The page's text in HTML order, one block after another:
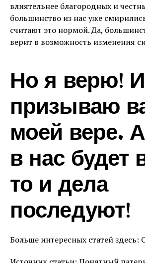
влиятельнее благородных и
большинство из нас уже
считают это нормой. Да,
верит в возможность изменения
Но я верю! И
призываю
моей вере.
в нас будет
то и дела
последуют!
Больше интересных статей здесь: